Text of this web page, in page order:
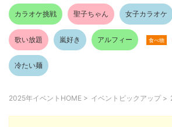
カラオケ挑戦 聖子ちゃん 女子カラオケ
歌い放題 嵐好き アルフィー 食べ物
冷たい麺
2025年イベントHOME > イベントピックアップ >